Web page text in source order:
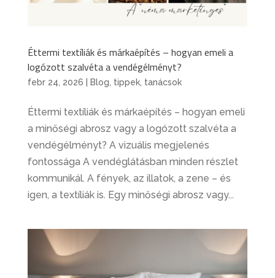
Éttermi textíliák és márkaépítés – hogyan emeli a
logózott szalvéta a vendégélményt?
febr 24, 2026 Blog tippek, tanácsok
Éttermi textíliák és márkaépítés – hogyan emeli
a minőségi abrosz vagy a logózott szalvéta a
vendégélményt? A vizuális megjelenés
fontossága A vendéglátásban minden részlet
kommunikál. A fények, az illatok, a zene – és
igen, a textíliák is. Egy minőségi abrosz vagy...